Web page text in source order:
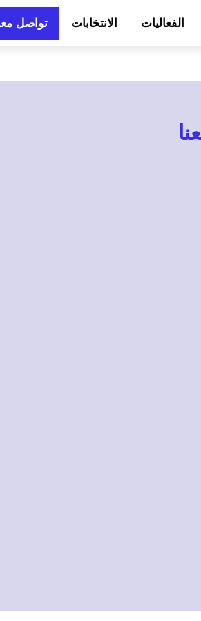
الفعاليات الانتخابات تواصل